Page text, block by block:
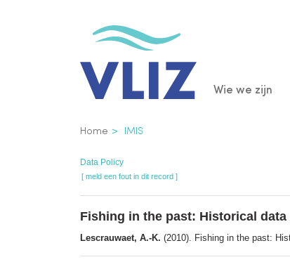
Main
Wie we zijn
Kruimelpad
Home IMIS
Data Policy
[ meld een fout in dit record ]
Fishing in the past: Historical
Lescrauwaet, A.-K. (2010). Fishing in the past: